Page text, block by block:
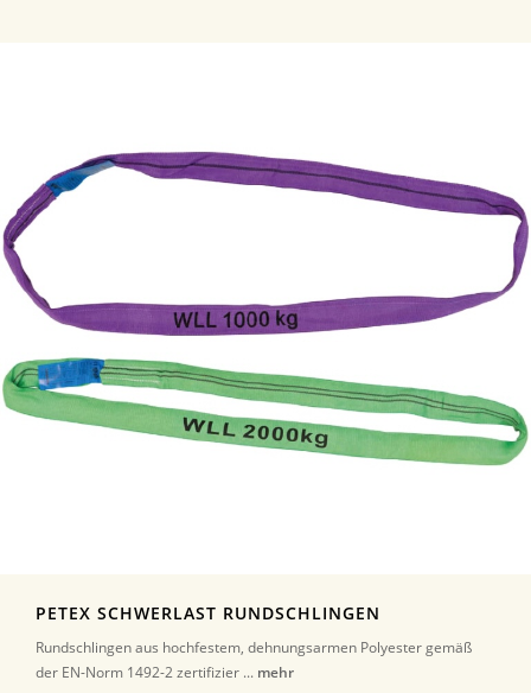
PETEX SCHWERLAST RUNDSCHLINGEN
Rundschlingen aus hochfestem, dehnungsarmen Polyester gemäß
der EN-Norm 1492-2 zertifizier ... mehr